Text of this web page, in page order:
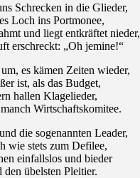
Schrecken in die Glieder,
Loch ins Portmonee,
und liegt entkräftet nieder,
erschreckt: „Oh jemine!“
es kämen Zeiten wieder,
ist, als das Budget,
hallen Klagelieder,
Wirtschaftskomitee.
die sogenannten Leader,
wie stets zum Defilee,
einfallslos und bieder
übelsten Pleitier.